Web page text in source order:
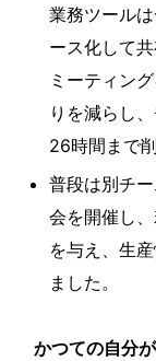
業務ツール
ース化して
ミーティン
りを減らし
26時間まで
普段は別チ
会を開催し
を与え、生
ました。
かつての自分